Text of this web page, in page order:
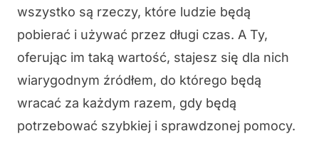
wszystko są rzeczy, które ludzie będą
pobierać i używać przez długi czas. A Ty,
oferując im taką wartość, stajesz się dla nich
wiarygodnym źródłem, do którego będą
wracać za każdym razem, gdy będą
potrzebować szybkiej i sprawdzonej pomocy.